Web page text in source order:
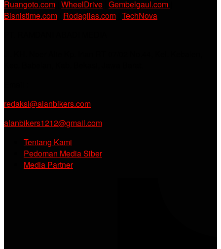
Ruangoto.com WheelDrive Gembelgaul.com
Bisnistime.com Rodagilas.com TechNova
redaksi@alanbikers.com
alanbikers1212@gmail.com
Tentang Kami
Pedoman Media Siber
Media Partner